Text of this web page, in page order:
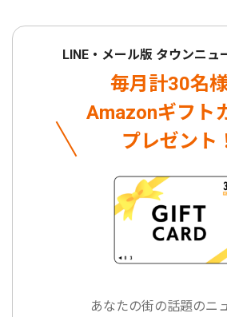
LINE・メール版 タウンニュ
毎月計30名
Amazonギフト
プレゼント
あなたの街の話題のニ